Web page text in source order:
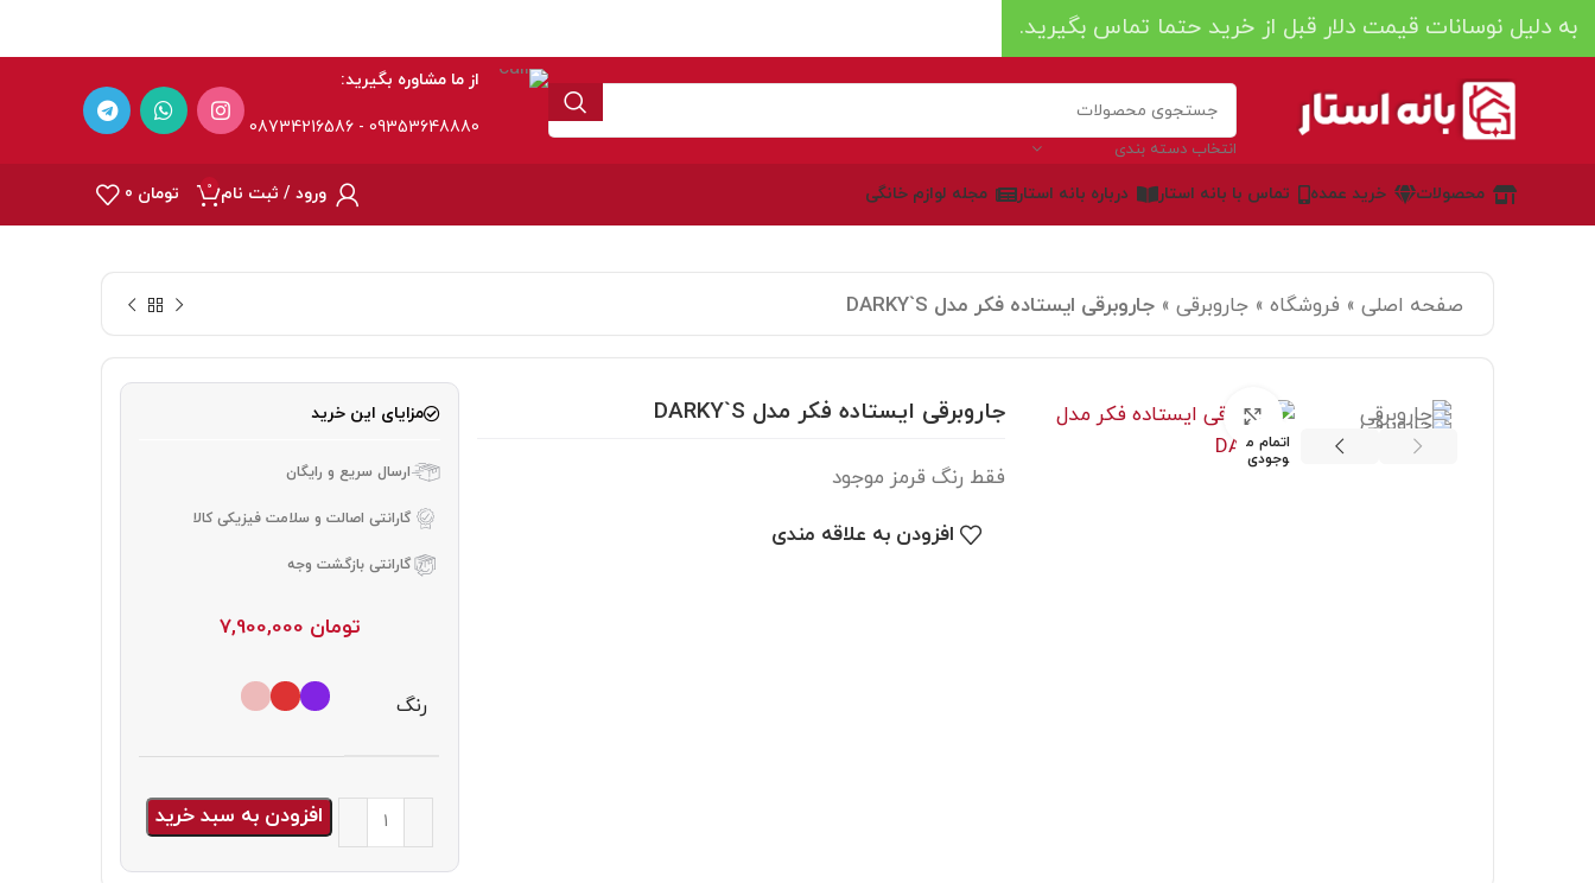
انتخاب دسته بندی
از ما مشاوره بگیرید:
09353648880 - 08734216586
محصولات خرید عمده تماس با بانه استار درباره بانه استار مجله لوازم خانگی ورود / ثبت نام 0 تومان
صفحه اصلی » فروشگاه » جاروبرقی » جاروبرقی ایستاده فکر مدل DARKY`S
مزایای این خرید
ارسال سریع و رایگان
گارانتی اصالت و سلامت فیزیکی کالا
گارانتی بازگشت وجه
تومان
رنگ
افزودن به سبد خرید
جاروبرقی ایستاده فکر مدل DARKY`S
فقط رنگ قرمز موجود
افزودن به علاقه مندی
اتمام م
وجودی
بزرگنمایی تصویر
به دلیل نوسانات قیمت دلار قبل از خرید حتما تماس بگیرید.